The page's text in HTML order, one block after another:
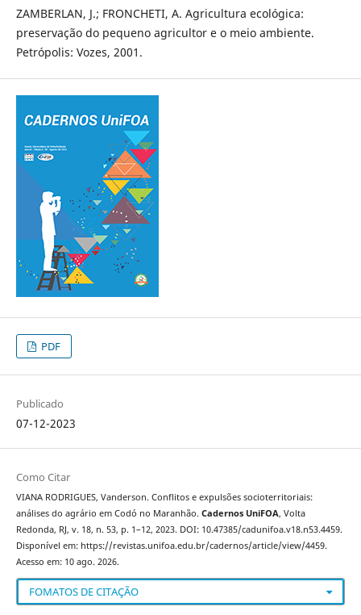
ZAMBERLAN, J.; FRONCHETI, A. Agricultura ecológica:
preservação do pequeno agricultor e o meio ambiente.
Petrópolis: Vozes, 2001.
PDF
Publicado
07-12-2023
Como Citar
VIANA RODRIGUES, Vanderson. Conflitos e expulsões socioterritoriais:
análises do agrário em Codó no Maranhão. Cadernos UniFOA, Volta
Redonda, RJ, v. 18, n. 53, p. 1–12, 2023. DOI: 10.47385/cadunifoa.v18.n53.4459.
Disponível em: https://revistas.unifoa.edu.br/cadernos/article/view/4459.
Acesso em: 10 ago. 2026.
FOMATOS DE CITAÇÃO